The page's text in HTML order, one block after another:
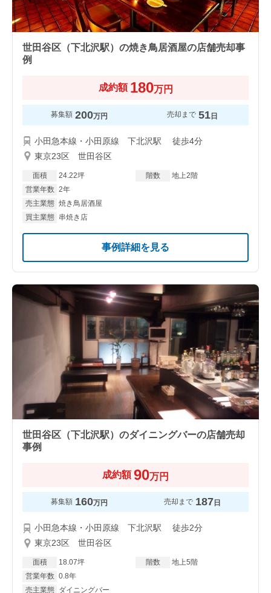
世田谷区（下北沢駅）の焼き鳥居酒屋の店舗売却事
例
成約額 180万円
募集額 200万円 売却まで 51日
小田急本線・小田原線 下北沢駅 徒歩4分
東京23区 世田谷区
面積 24.22坪 階数
地上2階
営業年数 2年
売主業態 焼き鳥居酒屋
買主業態
串焼き店
事例詳細を見る
世田谷区（下北沢駅）のダイニングバーの店舗売却
事例
成約額 90万円
募集額 160万円 売却まで 187 日
小田急本線・小田原線 下北沢駅 徒歩2分
東京23区 世田谷区
面積 18.07坪 階数
地上5階
営業年数 0.8年
売主業態
ダイニングバー